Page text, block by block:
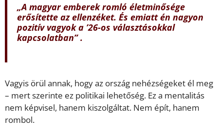
„A magyar emberek romló életminősége
erősítette az ellenzéket. És emiatt én nagyon
pozitív vagyok a ’26-os választásokkal
kapcsolatban” .
Vagyis örül annak, hogy az ország nehézségeket él meg
– mert szerinte ez politikai lehetőség. Ez a mentalitás
nem képvisel, hanem kiszolgáltat. Nem épít, hanem
rombol.